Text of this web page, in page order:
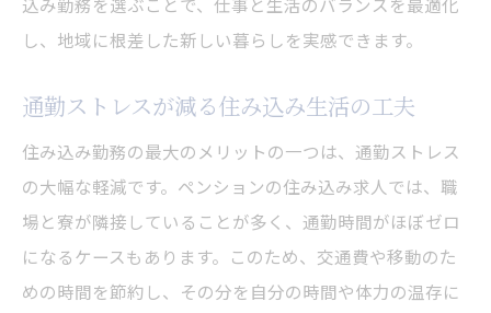
込み勤務を選ぶことで、仕事と生活のバランスを最適化
し、地域に根差した新しい暮らしを実感できます。
通勤ストレスが減る住み込み生活の工夫
住み込み勤務の最大のメリットの一つは、通勤ストレス
の大幅な軽減です。ペンションの住み込み求人では、職
場と寮が隣接していることが多く、通勤時間がほぼゼロ
になるケースもあります。このため、交通費や移動のた
めの時間を節約し、その分を自分の時間や体力の温存に